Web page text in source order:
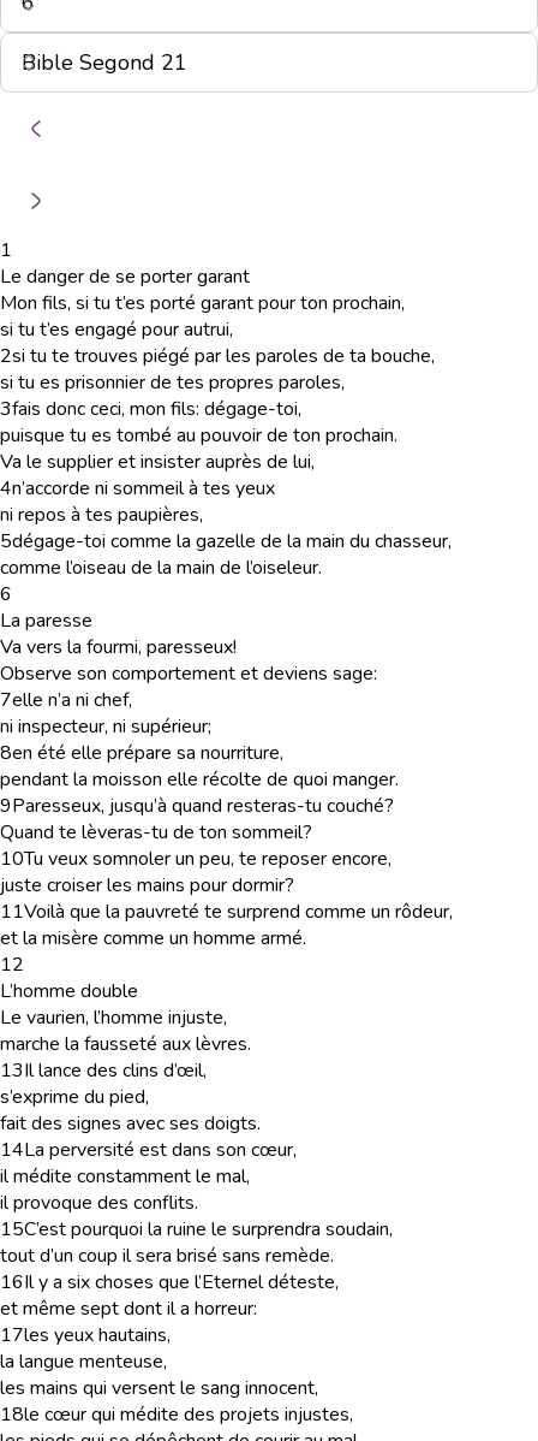
1
Le danger de se porter garant
Mon fils, si tu t’es porté garant pour ton prochain,
si tu t’es engagé pour autrui,
2si tu te trouves piégé par les paroles de ta bouche,
si tu es prisonnier de tes propres paroles,
3fais donc ceci, mon fils: dégage-toi,
puisque tu es tombé au pouvoir de ton prochain.
Va le supplier et insister auprès de lui,
4n’accorde ni sommeil à tes yeux
ni repos à tes paupières,
5dégage-toi comme la gazelle de la main du chasseur,
comme l’oiseau de la main de l’oiseleur.
6
La paresse
Va vers la fourmi, paresseux!
Observe son comportement et deviens sage:
7elle n’a ni chef,
ni inspecteur, ni supérieur;
8en été elle prépare sa nourriture,
pendant la moisson elle récolte de quoi manger.
9Paresseux, jusqu’à quand resteras-tu couché?
Quand te lèveras-tu de ton sommeil?
10Tu veux somnoler un peu, te reposer encore,
juste croiser les mains pour dormir?
11Voilà que la pauvreté te surprend comme un rôdeur,
et la misère comme un homme armé.
12
L’homme double
Le vaurien, l’homme injuste,
marche la fausseté aux lèvres.
13Il lance des clins d’œil,
s’exprime du pied,
fait des signes avec ses doigts.
14La perversité est dans son cœur,
il médite constamment le mal,
il provoque des conflits.
15C’est pourquoi la ruine le surprendra soudain,
tout d’un coup il sera brisé sans remède.
16Il y a six choses que l’Eternel déteste,
et même sept dont il a horreur:
17les yeux hautains,
la langue menteuse,
les mains qui versent le sang innocent,
18le cœur qui médite des projets injustes,